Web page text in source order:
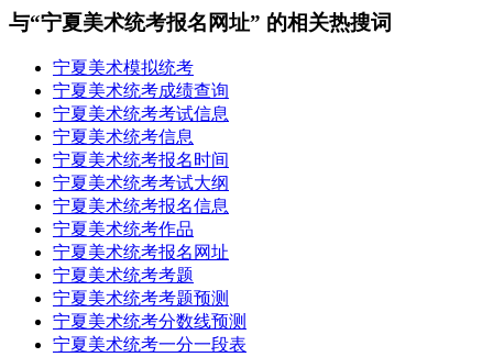
与“宁夏美术统考报名网址” 的相关热搜词
宁夏美术模拟统考
宁夏美术统考成绩查询
宁夏美术统考考试信息
宁夏美术统考信息
宁夏美术统考报名时间
宁夏美术统考考试大纲
宁夏美术统考报名信息
宁夏美术统考作品
宁夏美术统考报名网址
宁夏美术统考考题
宁夏美术统考考题预测
宁夏美术统考分数线预测
宁夏美术统考一分一段表